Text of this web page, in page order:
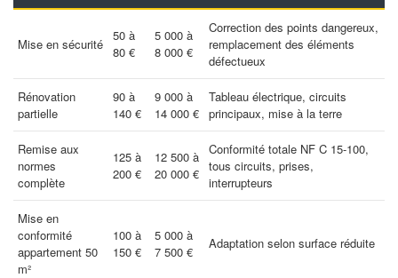
Mise en sécurité
50 à
80 €
5 000 à
8 000 €
Correction des points dangereux,
remplacement des éléments
défectueux
Rénovation
partielle
90 à
140 €
9 000 à
14 000 €
Tableau électrique, circuits
principaux, mise à la terre
Remise aux
normes
complète
125 à
200 €
12 500 à
20 000 €
Conformité totale NF C 15-100,
tous circuits, prises,
interrupteurs
Mise en
conformité
appartement 50
m²
100 à
150 €
5 000 à
7 500 €
Adaptation selon surface réduite